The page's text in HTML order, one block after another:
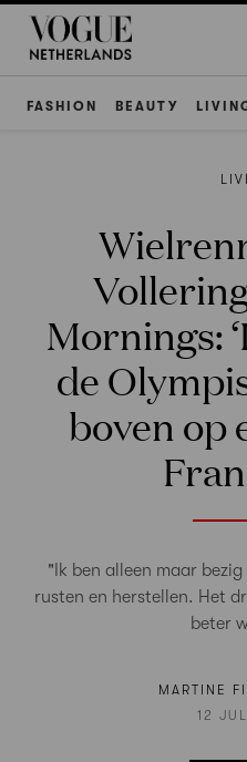
FASHION BEAUTY
Mornings:
de
boven op
"Ik ben alleen maar
rusten en herstellen. Het
beter
MARTINE
12